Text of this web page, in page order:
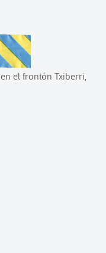
en el frontón Txiberri,